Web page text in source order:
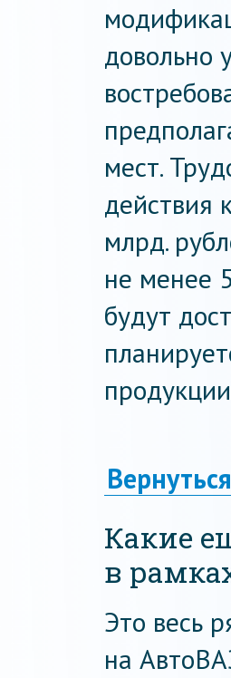
довольно
мест.
действия
млрд.
не менее
будут
Какие
в
Это весь
на